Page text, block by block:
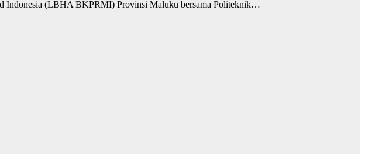
Indonesia (LBHA BKPRMI) Provinsi Maluku bersama Politeknik…